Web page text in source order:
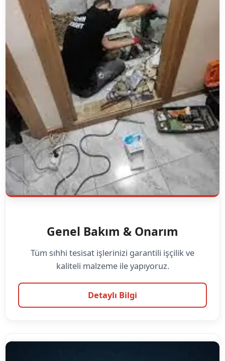
Genel Bakım & Onarım
Tüm sıhhi tesisat işlerinizi garantili işçilik ve
kaliteli malzeme ile yapıyoruz.
Detaylı Bilgi